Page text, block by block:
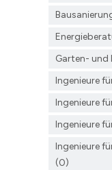
Garten-
Ingenieure
Ingenieure
Ingenieure
Ingenieure
(0)